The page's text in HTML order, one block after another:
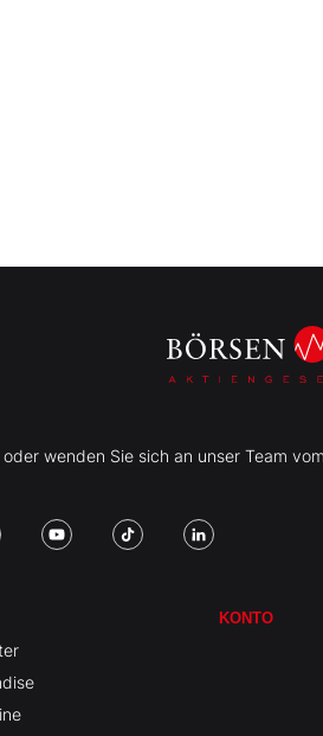
wenden Sie sich an unser Team
KONTO